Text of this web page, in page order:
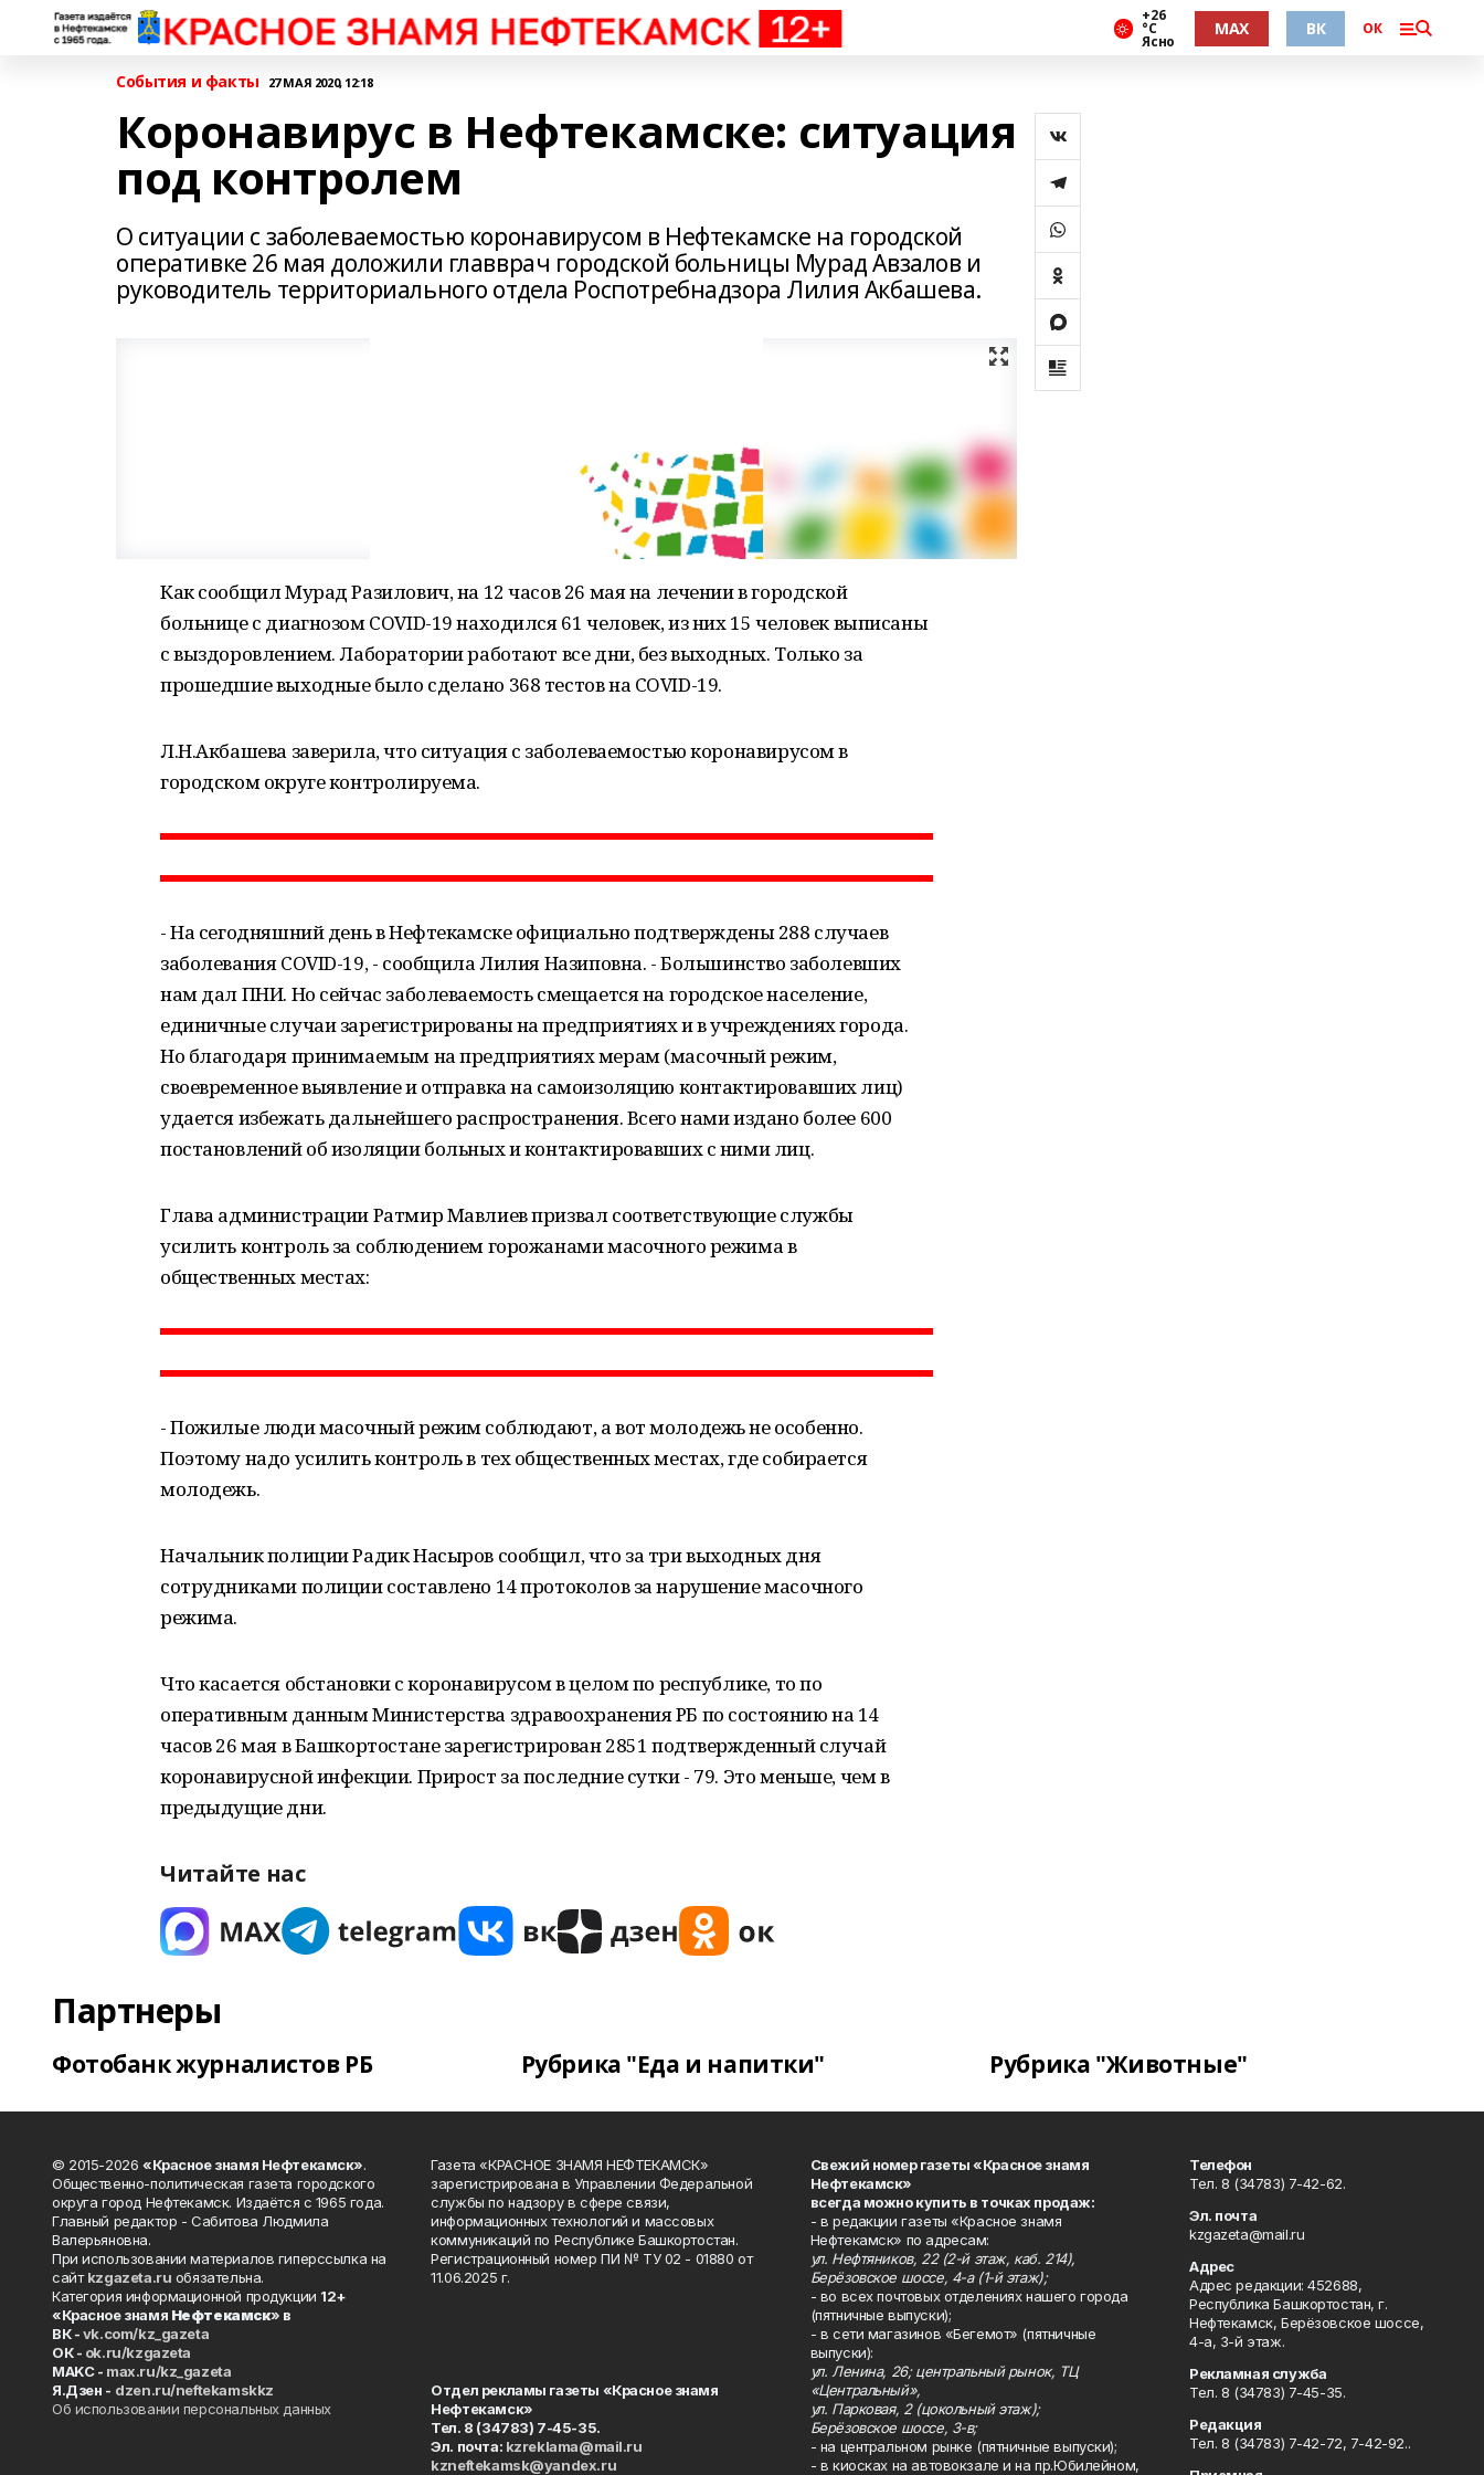
+26
°С
Ясно
MAX ВК ОК
События и факты 27 МАЯ 2020, 12:18
Коронавирус в Нефтекамске: ситуация
под контролем
О ситуации с заболеваемостью коронавирусом в Нефтекамске на городской
оперативке 26 мая доложили главврач городской больницы Мурад Авзалов и
руководитель территориального отдела Роспотребнадзора Лилия Акбашева.
Как сообщил Мурад Разилович, на 12 часов 26 мая на лечении в городской
больнице с диагнозом COVID-19 находился 61 человек, из них 15 человек выписаны
с выздоровлением. Лаборатории работают все дни, без выходных. Только за
прошедшие выходные было сделано 368 тестов на COVID-19.
Л.Н.Акбашева заверила, что ситуация с заболеваемостью коронавирусом в
городском округе контролируема.
- На сегодняшний день в Нефтекамске официально подтверждены 288 случаев
заболевания COVID-19, - сообщила Лилия Назиповна. - Большинство заболевших
нам дал ПНИ. Но сейчас заболеваемость смещается на городское население,
единичные случаи зарегистрированы на предприятиях и в учреждениях города.
Но благодаря принимаемым на предприятиях мерам (масочный режим,
своевременное выявление и отправка на самоизоляцию контактировавших лиц)
удается избежать дальнейшего распространения. Всего нами издано более 600
постановлений об изоляции больных и контактировавших с ними лиц.
Глава администрации Ратмир Мавлиев призвал соответствующие службы
усилить контроль за соблюдением горожанами масочного режима в
общественных местах:
- Пожилые люди масочный режим соблюдают, а вот молодежь не особенно.
Поэтому надо усилить контроль в тех общественных местах, где собирается
молодежь.
Начальник полиции Радик Насыров сообщил, что за три выходных дня
сотрудниками полиции составлено 14 протоколов за нарушение масочного
режима.
Что касается обстановки с коронавирусом в целом по республике, то по
оперативным данным Министерства здравоохранения РБ по состоянию на 14
часов 26 мая в Башкортостане зарегистрирован 2851 подтвержденный случай
коронавирусной инфекции. Прирост за последние сутки - 79. Это меньше, чем в
предыдущие дни.
Читайте нас
Партнеры
Фотобанк журналистов РБ Рубрика "Еда и напитки" Рубрика "Животные"
© 2015-2026 «Красное знамя Нефтекамск».
Общественно-политическая газета городского
округа город Нефтекамск. Издаётся с 1965 года.
Главный редактор - Сабитова Людмила
Валерьяновна.
При использовании материалов гиперссылка на
сайтkzgazeta.ru обязательна.
Категория информационной продукции 12+
«Красное знамя Нефтекамск» в
ВК -vk.com/kz_gazeta
ОК - ok.ru/kzgazeta
MAKC - max.ru/kz_gazeta
Я.Дзен - dzen.ru/neftekamskkz
Об использовании персональных данных
Газета «КРАСНОЕ ЗНАМЯ НЕФТЕКАМСК»
зарегистрирована в Управлении Федеральной
службы по надзору в сфере связи,
информационных технологий и массовых
коммуникаций по Республике Башкортостан.
Регистрационный номер ПИ № ТУ 02 - 01880 от
11.06.2025 г.
Отдел рекламы газеты «Красное знамя
Нефтекамск»
Тел. 8 (34783) 7-45-35.
Эл. почта: kzreklama@mail.ru
kzneftekamsk@yandex.ru
Свежий номер газеты «Красное знамя
Нефтекамск»
всегда можно купить в точках продаж:
- в редакции газеты «Красное знамя
Нефтекамск» по адресам:
ул. Нефтяников, 22 (2-й этаж, каб. 214),
Берёзовское шоссе, 4-а (1-й этаж);
- во всех почтовых отделениях нашего города
(пятничные выпуски);
- в сети магазинов «Бегемот» (пятничные
выпуски):
ул. Ленина, 26; центральный рынок, ТЦ
«Центральный»,
ул. Парковая, 2 (цокольный этаж);
Берёзовское шоссе, 3-в;
- на центральном рынке (пятничные выпуски);
- в киосках на автовокзале и на пр.Юбилейном,
Телефон
Тел. 8 (34783) 7-42-62.
Эл. почта
kzgazeta@mail.ru
Адрес
Адрес редакции: 452688,
Республика Башкортостан, г.
Нефтекамск, Берёзовское шоссе,
4-а, 3-й этаж.
Рекламная служба
Тел. 8 (34783) 7-45-35.
Редакция
Тел. 8 (34783) 7-42-72, 7-42-92..